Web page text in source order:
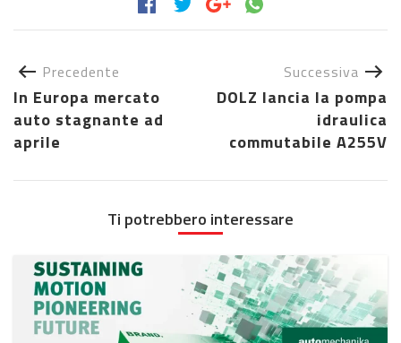
Precedente
In Europa mercato
auto stagnante ad
aprile
Successiva
DOLZ lancia la pompa
idraulica
commutabile A255V
Ti potrebbero interessare